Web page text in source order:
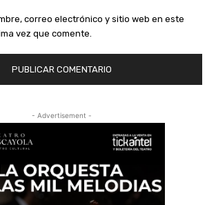
correo electrónico y sitio web en este
vez que comente.
- Advertisement -